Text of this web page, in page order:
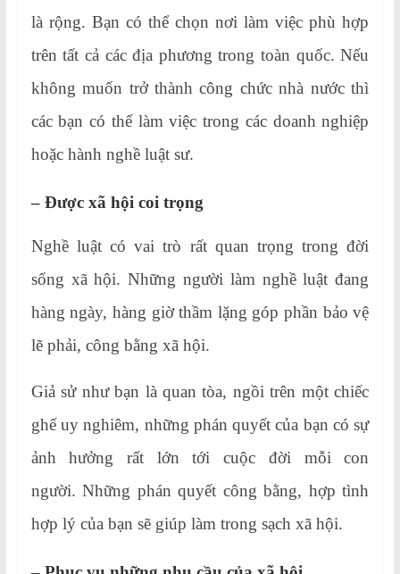
là rộng. Bạn có thể chọn nơi làm việc phù hợp
trên tất cả các địa phương trong toàn quốc. Nếu
không muốn trở thành công chức nhà nước thì
các bạn có thể làm việc trong các doanh nghiệp
hoặc hành nghề luật sư.
– Được xã hội coi trọng
Nghề luật có vai trò rất quan trọng trong đời
sống xã hội. Những người làm nghề luật đang
hàng ngày, hàng giờ thầm lặng góp phần bảo vệ
lẽ phải, công bằng xã hội.
Giả sử như bạn là quan tòa, ngồi trên một chiếc
ghế uy nghiêm, những phán quyết của bạn có sự
ảnh hưởng rất lớn tới cuộc đời mỗi con
người. Những phán quyết công bằng, hợp tình
hợp lý của bạn sẽ giúp làm trong sạch xã hội.